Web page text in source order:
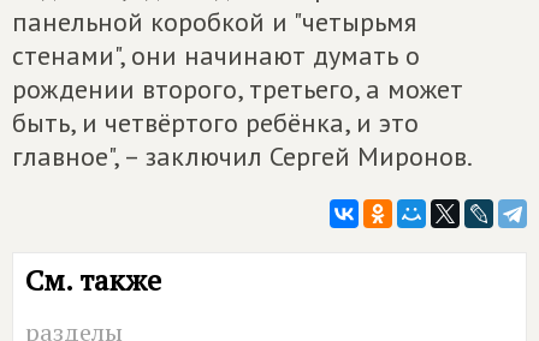
панельной коробкой и "четырьмя
стенами", они начинают думать о
рождении второго, третьего, а может
быть, и четвёртого ребёнка, и это
главное", – заключил Сергей Миронов.
См. также
разделы